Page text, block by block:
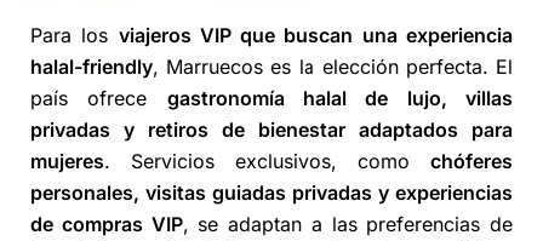
Para los viajeros VIP que buscan una experiencia
halal-friendly, Marruecos es la elección perfecta. El
país ofrece gastronomía halal de lujo, villas
privadas y retiros de bienestar adaptados para
mujeres. Servicios exclusivos, como chóferes
personales, visitas guiadas privadas y experiencias
de compras VIP, se adaptan a las preferencias de